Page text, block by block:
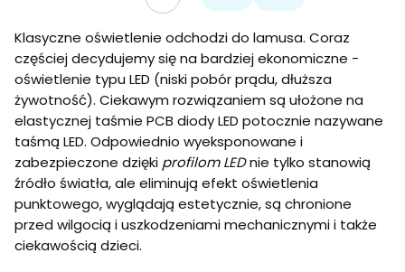
Klasyczne oświetlenie odchodzi do lamusa. Coraz
częściej decydujemy się na bardziej ekonomiczne -
oświetlenie typu LED (niski pobór prądu, dłuższa
żywotność). Ciekawym rozwiązaniem są ułożone na
elastycznej taśmie PCB diody LED potocznie nazywane
taśmą LED. Odpowiednio wyeksponowane i
zabezpieczone dzięki profilom LEDnie tylko stanowią
źródło światła, ale eliminują efekt oświetlenia
punktowego, wyglądają estetycznie, są chronione
przed wilgocią i uszkodzeniami mechanicznymi i także
ciekawością dzieci.